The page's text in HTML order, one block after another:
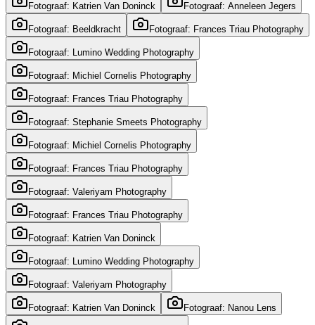
Fotograaf: Katrien Van Doninck Fotograaf: Anneleen Jegers
Fotograaf: Beeldkracht Fotograaf: Frances Triau Photography
Fotograaf: Lumino Wedding Photography
Fotograaf: Michiel Cornelis Photography
Fotograaf: Frances Triau Photography
Fotograaf: Stephanie Smeets Photography
Fotograaf: Michiel Cornelis Photography
Fotograaf: Frances Triau Photography
Fotograaf: Valeriyam Photography
Fotograaf: Frances Triau Photography
Fotograaf: Katrien Van Doninck
Fotograaf: Lumino Wedding Photography
Fotograaf: Valeriyam Photography
Fotograaf: Katrien Van Doninck Fotograaf: Nanou Lens